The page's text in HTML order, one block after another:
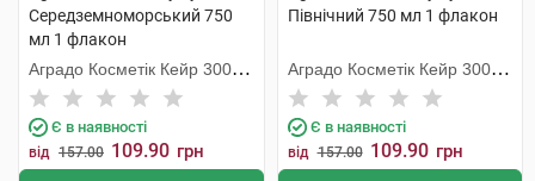
Середземноморський 750
мл 1 флакон
Аградо Косметік Кейр 3000
С.Л.У.
Є в наявності
від 157.00 109.90 грн
Північний 750 мл 1 флакон
Аградо Косметік Кейр 3000
С.Л.У.
Є в наявності
від 157.00 109.90 грн